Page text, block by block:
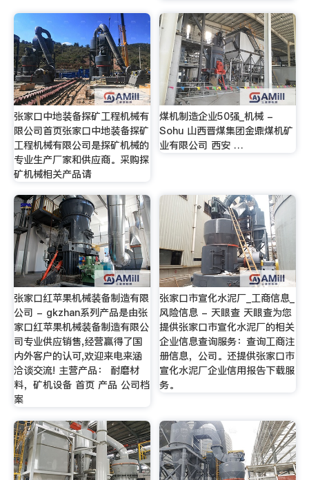
张家口中地装备探矿工程机械有
限公司首页张家口中地装备探矿
工程机械有限公司是探矿机械的
专业生产厂家和供应商。采购探
矿机械相关产品请
煤机制造企业50强_机械 -
Sohu 山西晋煤集团金鼎煤机矿
业有限公司 西安 …
张家口红苹果机械装备制造有限
公司 - gkzhan系列产品是由张
家口红苹果机械装备制造有限公
司专业供应销售,经营赢得了国
内外客户的认可,欢迎来电来涵
洽谈交流! 主营产品： 耐磨材
料，矿机设备 首页 产品 公司档
案
张家口市宣化水泥厂_工商信息_
风险信息 - 天眼查 天眼查为您
提供张家口市宣化水泥厂的相关
企业信息查询服务：查询工商注
册信息，公司。还提供张家口市
宣化水泥厂企业信用报告下载服
务。